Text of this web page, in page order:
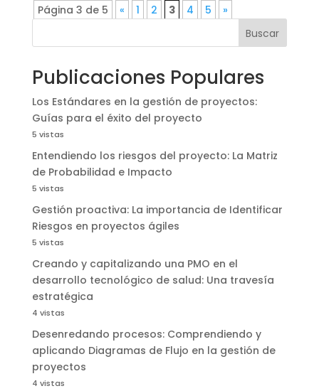
Página 3 de 5 « 1 2 3 4 5
»
Buscar
Publicaciones Populares
Los Estándares en la gestión de proyectos:
Guías para el éxito del proyecto
5 vistas
Entendiendo los riesgos del proyecto: La Matriz
de Probabilidad e Impacto
5 vistas
Gestión proactiva: La importancia de Identificar
Riesgos en proyectos ágiles
5 vistas
Creando y capitalizando una PMO en el
desarrollo tecnológico de salud: Una travesía
estratégica
4 vistas
Desenredando procesos: Comprendiendo y
aplicando Diagramas de Flujo en la gestión de
proyectos
4 vistas